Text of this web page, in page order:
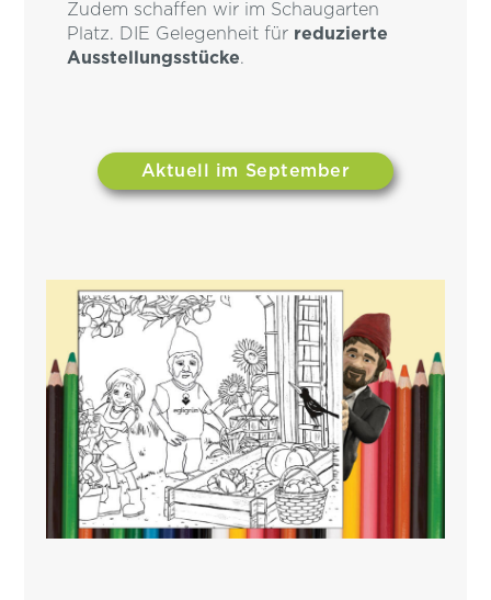
Zudem schaffen wir im Schaugarten
Platz. DIE Gelegenheit für reduzierte
Ausstellungsstücke.
Aktuell im September